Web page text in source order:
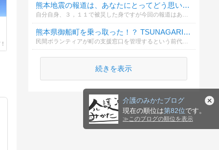
介護のみかたブログ
現在の順位は第82位です。
≫ このブログの順位を表示
熊本地震の報道は、あなたにとってどう思いますか？
自分自身、３，１１で被災した身ですが今回の報道はあまりにも過密で、神経質であると思います。心身とも参ってるので、どう思ってるのかなと思いました。
熊本県御船町を乗っ取った！？ TSUNAGARIヤバくない？
続きを表示